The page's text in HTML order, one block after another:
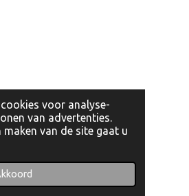
voor analyse-
van advertenties.
van de site gaat u